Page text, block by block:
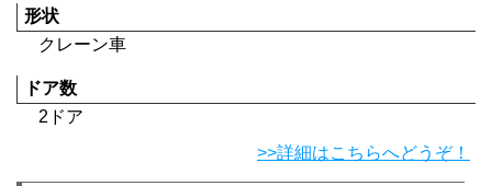
形状
クレーン車
ドア数
2ドア
>>詳細はこちらへどうぞ！